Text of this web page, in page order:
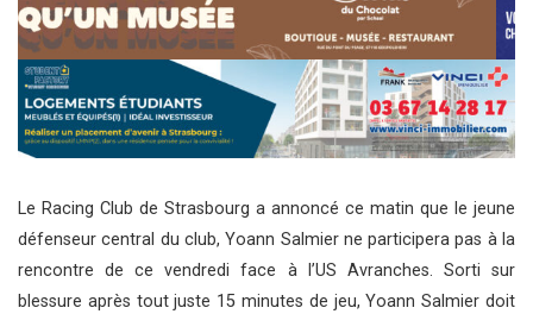
Le Racing Club de Strasbourg a annoncé ce matin que le jeune
défenseur central du club, Yoann Salmier ne participera pas à la
rencontre de ce vendredi face à l’US Avranches. Sorti sur
blessure après tout juste 15 minutes de jeu, Yoann Salmier doit